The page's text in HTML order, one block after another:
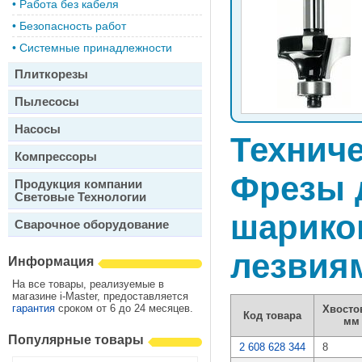
• Работа без кабеля
• Безопасность работ
• Системные принадлежности
Плиткорезы
Пылесосы
Насосы
Компрессоры
Продукция компании
Световые Технологии
Сварочное оборудование
Информация
На все товары, реализуемые в
магазине i-Master, предоставляется
гарантия сроком от 6 до 24 месяцев.
Популярные товары
Фрезы
Код товара
мм
2 608 628 344 8